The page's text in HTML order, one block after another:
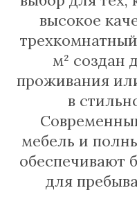
высокое
м² создан
проживания
в
мебель и
обеспечивают
для